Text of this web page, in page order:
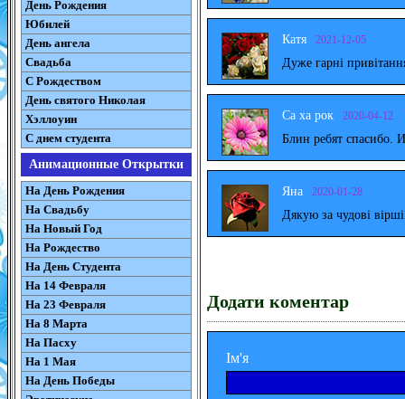
День Рождения
Юбилей
День ангела
Свадьба
С Рождеством
День святого Николая
Хэллоуин
С днем студента
Анимационные Открытки
На День Рождения
На Свадьбу
На Новый Год
На Рождество
На День Студента
На 14 Февраля
На 23 Февраля
На 8 Марта
На Пасху
На 1 Мая
На День Победы
Катя 2021-12-05
Дуже гарні
Са ха рок 2020-04-12
Блин ребят спасибо.
Яна 2020-01-28
Дякую за чудові
Додати коментар
Ім'я